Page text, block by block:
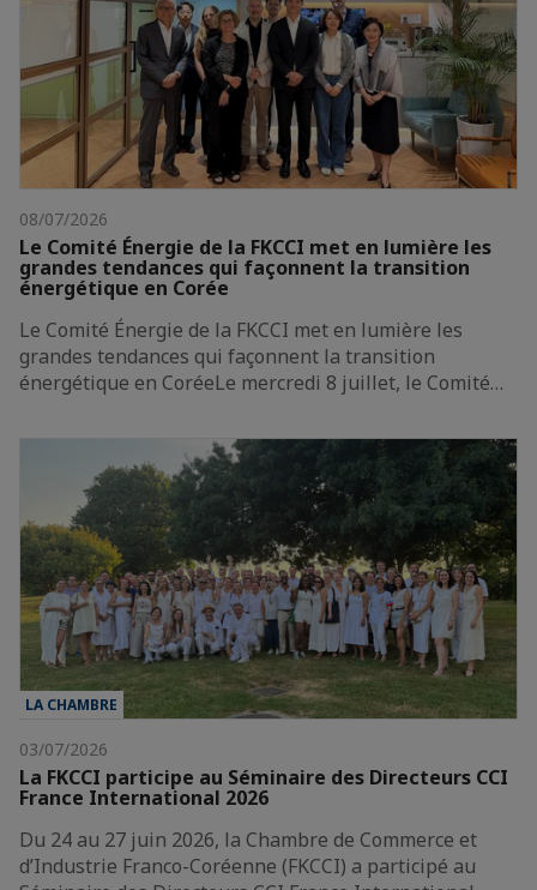
08/07/2026
Le Comité Énergie de la FKCCI met en lumière les
grandes tendances qui façonnent la transition
énergétique en Corée
Le Comité Énergie de la FKCCI met en lumière les
grandes tendances qui façonnent la transition
énergétique en CoréeLe mercredi 8 juillet, le Comité…
LA CHAMBRE
03/07/2026
La FKCCI participe au Séminaire des Directeurs CCI
France International 2026
Du 24 au 27 juin 2026, la Chambre de Commerce et
d’Industrie Franco-Coréenne (FKCCI) a participé au